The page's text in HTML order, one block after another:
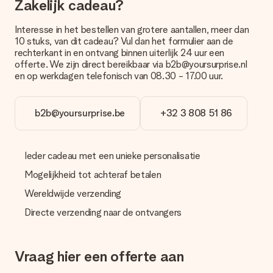
Betalen
Hoe kan ik mijn bestelling betalen?
Wij bieden de volgende betaalmethodes aan: iDeal, Paypal,
creditcard of handmatige overboeking. Hou bij handmatige
overboeking wel rekening met 3 dagen extra levertijd van je
cadeau.
Cadeau ontvangen
Wat als het cadeau toch niet helemaal naar mijn zin is?
We vinden het erg vervelend als je cadeau niet naar wens is
passende oplossing.
Wordt de factuur met de bestelling meegestuurd?
Er wordt geen factuur meegestuurd bij je bestelling. Je
deze ook altijd terugvinden in jouw MySurprise. Je kunt dus
Zakelijk cadeau?
Interesse in het bestellen van grotere aantallen, meer dan
10 stuks, van dit cadeau? Vul dan het formulier aan de
rechterkant in en ontvang binnen uiterlijk 24 uur een
offerte. We zijn direct bereikbaar via b2b@yoursurprise.nl
en op werkdagen telefonisch van 08.30 - 17.00 uur.
b2b@yoursurprise.be +32 3 808 51 86
Ieder cadeau met een unieke personalisatie
Mogelijkheid tot achteraf betalen
Wereldwijde verzending
Directe verzending naar de ontvangers
Vraag hier een offerte aan